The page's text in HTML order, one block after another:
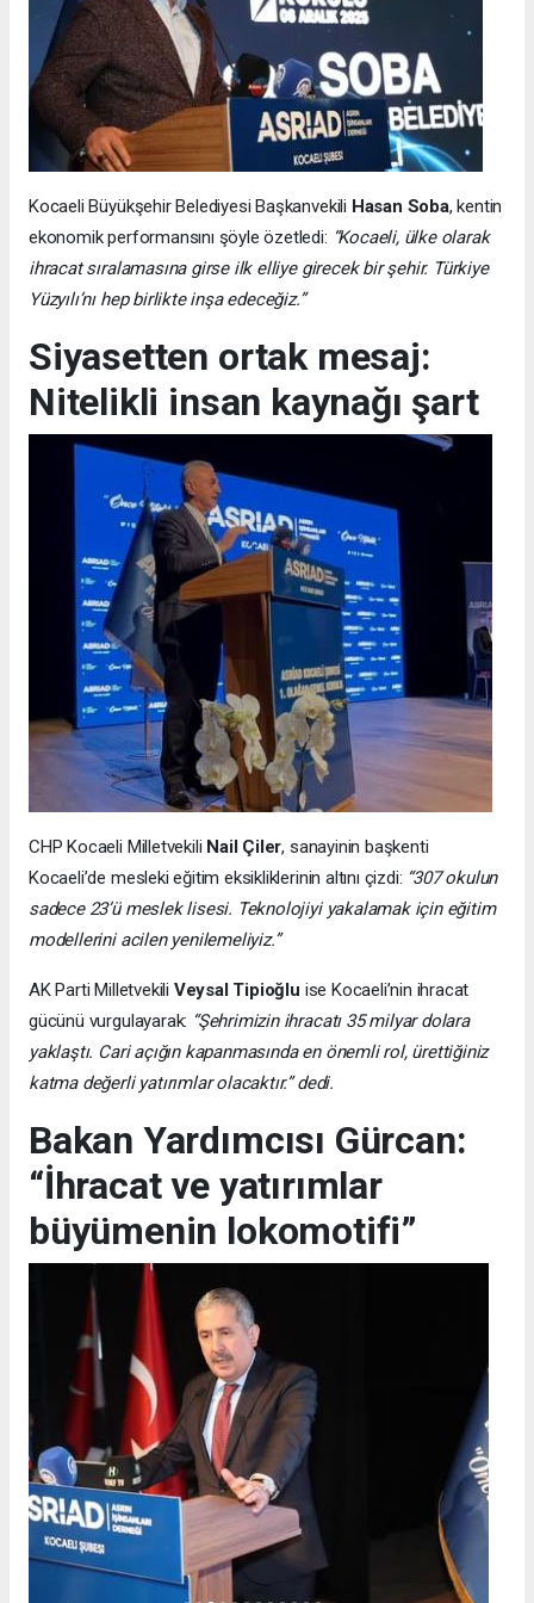
Kocaeli Büyükşehir Belediyesi Başkanvekili Hasan Soba, kentin
ekonomik performansını şöyle özetledi: “Kocaeli, ülke olarak
ihracat sıralamasına girse ilk elliye girecek bir şehir. Türkiye
Yüzyılı’nı hep birlikte inşa edeceğiz.”
Siyasetten ortak mesaj:
Nitelikli insan kaynağı şart
CHP Kocaeli Milletvekili Nail Çiler, sanayinin başkenti
Kocaeli’de mesleki eğitim eksikliklerinin altını çizdi: “307 okulun
sadece 23’ü meslek lisesi. Teknolojiyi yakalamak için eğitim
modellerini acilen yenilemeliyiz.”
AK Parti Milletvekili Veysal Tipioğlu ise Kocaeli’nin ihracat
gücünü vurgulayarak: “Şehrimizin ihracatı 35 milyar dolara
yaklaştı. Cari açığın kapanmasında en önemli rol, ürettiğiniz
katma değerli yatırımlar olacaktır.” dedi.
Bakan Yardımcısı Gürcan:
“İhracat ve yatırımlar
büyümenin lokomotifi”